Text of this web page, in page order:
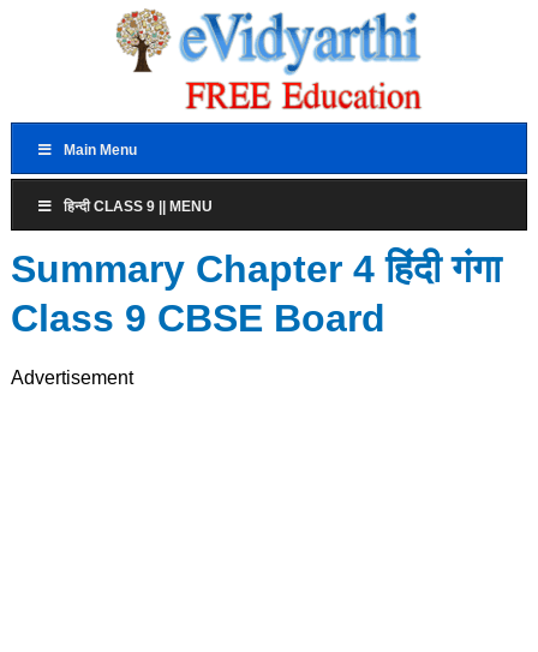
Main Menu
हिन्दी CLASS 9 || MENU
Summary Chapter 4 हिंदी गंगा
Class 9 CBSE Board
Advertisement